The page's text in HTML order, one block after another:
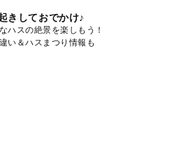
きしておでかけ♪
ハスの絶景を楽しもう！
い＆ハスまつり情報も